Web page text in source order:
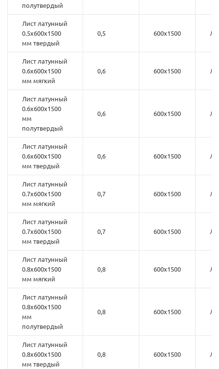
полутвердый
Лист латунный
0.5х600х1500
мм твердый
0,5 600х1500
Лист латунный
0.6х600х1500
мм мягкий
0,6 600х1500
Лист латунный
0.6х600х1500
мм
полутвердый
0,6 600х1500
Лист латунный
0.6х600х1500
мм твердый
0,6 600х1500
Лист латунный
0.7х600х1500
мм мягкий
0,7 600х1500
Лист латунный
0.7х600х1500
мм твердый
0,7 600х1500
Лист латунный
0.8х600х1500
мм мягкий
0,8 600х1500
Лист латунный
0.8х600х1500
мм
полутвердый
0,8 600х1500
Лист латунный
0.8х600х1500
мм твердый
0,8 600х1500